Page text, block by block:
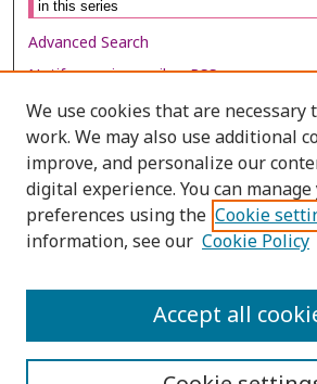
Advanced Search
Notify me via email orRSS
Browse
Collections
Disciplines
Authors
We use cookies that are necessary
work. We may also use additional
improve, and personalize our
digital experience. You can
preferences using the Cookie
information, see our Cookie Policy
Accept all